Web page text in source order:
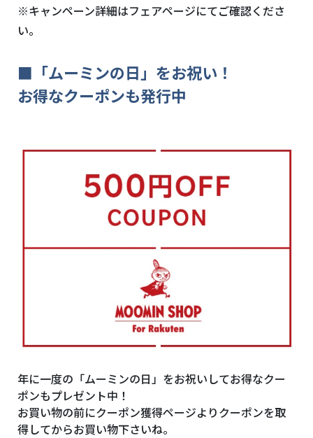
※キャンペーン詳細はフェアページにてご確認くださ
い。
■「ムーミンの日」をお祝い！
お得なクーポンも発行中
年に一度の「ムーミンの日」をお祝いしてお得なクー
ポンもプレゼント中！
お買い物の前にクーポン獲得ページよりクーポンを取
得してからお買い物下さいね。